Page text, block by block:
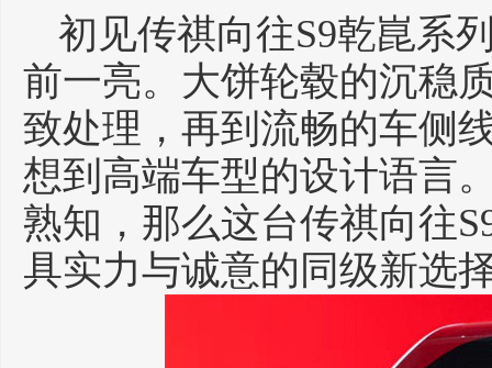
初见传祺向往S9乾崑系
前一亮。大饼轮毂的沉稳
致处理，再到流畅的车侧
想到高端车型的设计语言
熟知，那么这台传祺向往
具实力与诚意的同级新选